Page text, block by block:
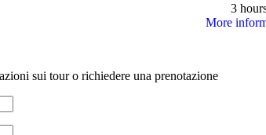
3
More
sui tour o richiedere una prenotazione